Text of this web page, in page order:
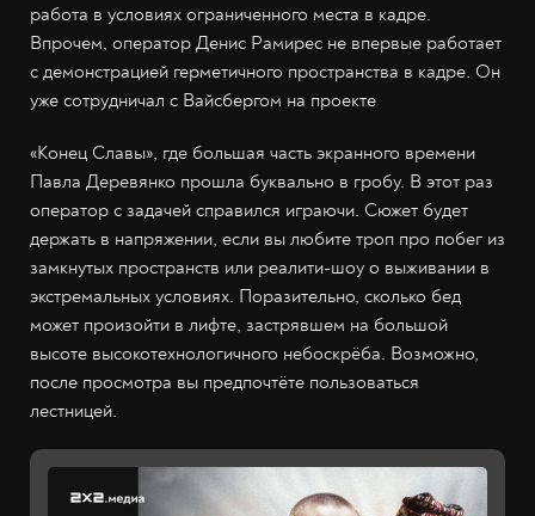
работа в условиях ограниченного места в кадре.
Впрочем, оператор Денис Рамирес не впервые работает
с демонстрацией герметичного пространства в кадре. Он
уже сотрудничал с Вайсбергом на проекте
«Конец Славы», где большая часть экранного времени
Павла Деревянко прошла буквально в гробу. В этот раз
оператор с задачей справился играючи. Сюжет будет
держать в напряжении, если вы любите троп про побег из
замкнутых пространств или реалити-шоу о выживании в
экстремальных условиях. Поразительно, сколько бед
может произойти в лифте, застрявшем на большой
высоте высокотехнологичного небоскрёба. Возможно,
после просмотра вы предпочтёте пользоваться
лестницей.